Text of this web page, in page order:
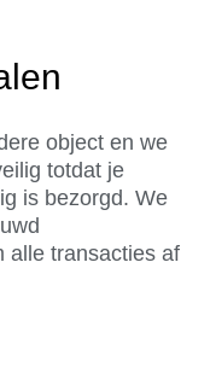
object en we
totdat je
is bezorgd. We
alle transacties af